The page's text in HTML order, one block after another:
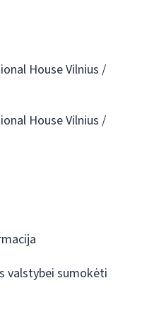
House Vilnius /
House Vilnius /
valstybei sumokėti